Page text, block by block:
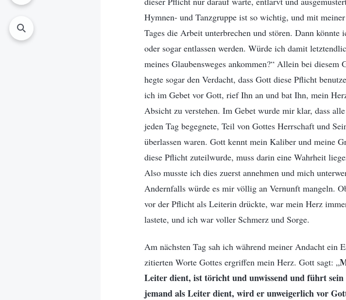
Hymnen- und Tanzgruppe ist so wichtig, und mit
Tages die Arbeit unterbrechen und stören. Dann könnte
oder sogar entlassen werden. Würde ich damit
meines Glaubensweges ankommen?“ Allein bei
hegte sogar den Verdacht, dass Gott diese Pflicht
ich im Gebet vor Gott, rief Ihn an und bat Ihn, mein
Absicht zu verstehen. Im Gebet wurde mir klar, dass
jeden Tag begegnete, Teil von Gottes Herrschaft und
überlassen waren. Gott kennt mein Kaliber und meine
diese Pflicht zuteilwurde, muss darin eine Wahrheit
Also musste ich dies zuerst annehmen und mich
Andernfalls würde es mir völlig an Vernunft mangeln.
vor der Pflicht als Leiterin drückte, war mein Herz
lastete, und ich war voller Schmerz und Sorge.
Am nächsten Tag sah ich während meiner Andacht ein
zitierten Worte Gottes ergriffen mein Herz. Gott sagt: „
Leiter dient, ist töricht und unwissend und führt sein
jemand als Leiter dient, wird er unweigerlich vor